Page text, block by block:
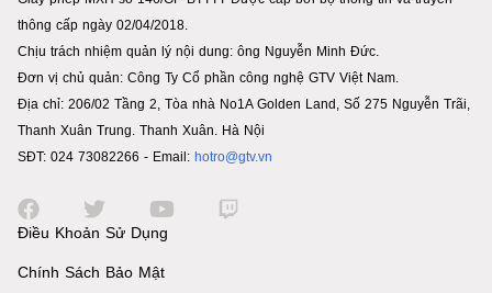
thông cấp ngày 02/04/2018.
Chịu trách nhiệm quản lý nội dung: ông Nguyễn Minh Đức.
Đơn vị chủ quản: Công Ty Cổ phần công nghệ GTV Việt Nam.
Địa chỉ: 206/02 Tầng 2, Tòa nhà No1A Golden Land, Số 275 Nguyễn Trãi,
Thanh Xuân Trung. Thanh Xuân. Hà Nội
SĐT: 024 73082266 - Email: hotro@gtv.vn
Điều Khoản Sử Dụng
Chính Sách Bảo Mật